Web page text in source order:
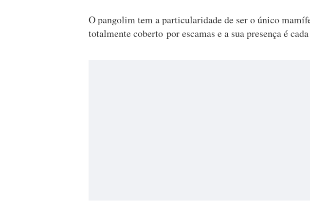
O pangolim tem a particularidade de ser o único
totalmente coberto por escamas e a sua presença é